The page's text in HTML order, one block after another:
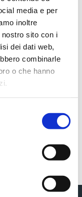
media e per
inoltre
sito con i
dei dati web,
combinarle
o che hanno